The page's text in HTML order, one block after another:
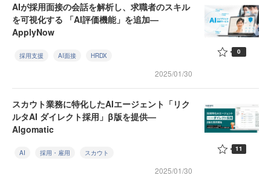
AIが採用面接の会話を解析し、求職者のスキル
を可視化する 「AI評価機能」を追加—
ApplyNow
採用支援 AI面接 HRDX
2025/01/30
0
スカウト業務に特化したAIエージェント「リク
ルタAI ダイレクト採用」β版を提供—
Algomatic
AI 採用・雇用 スカウト
2025/01/30
11